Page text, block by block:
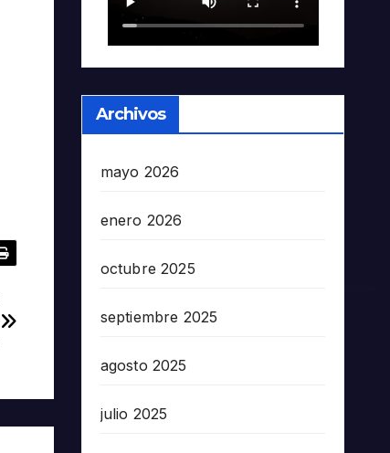
Archivos
mayo 2026
enero 2026
octubre 2025
septiembre 2025
agosto 2025
julio 2025